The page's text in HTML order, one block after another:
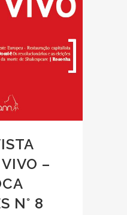
–
N° 8